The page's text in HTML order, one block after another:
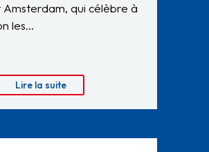
Amsterdam, qui célèbre à
les…
Lire la suite